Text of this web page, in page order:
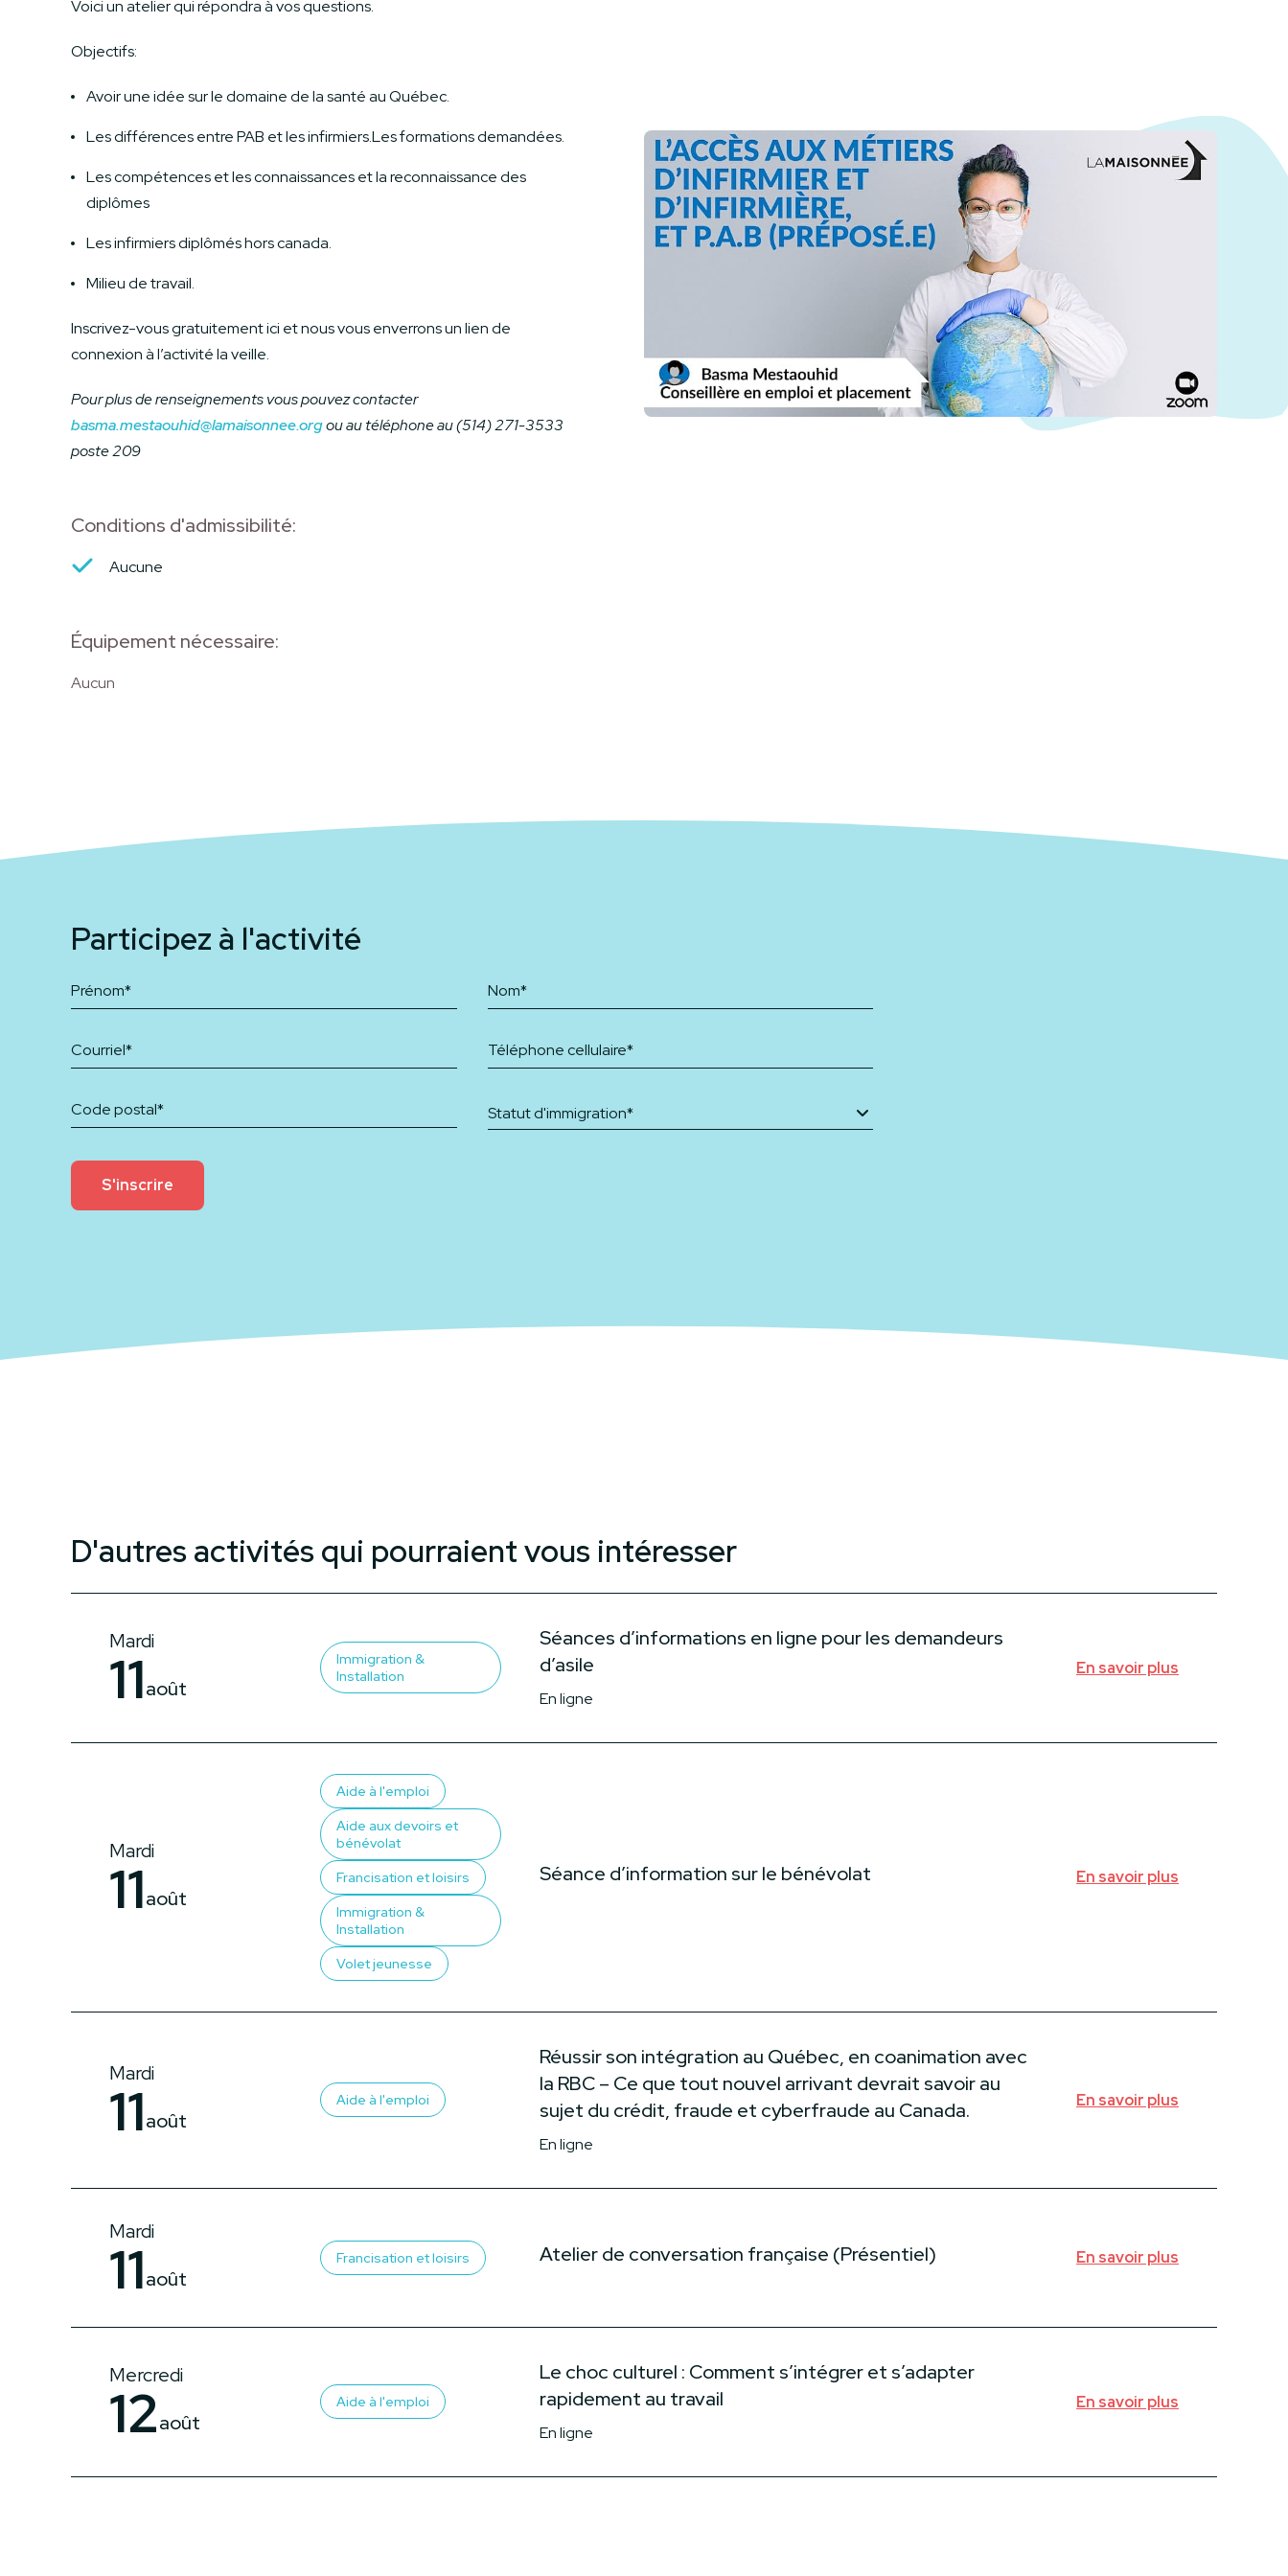
Voici un atelier qui répondra à vos questions.
Objectifs:
Avoir une idée sur le domaine de la santé au Québec.
Les différences entre PAB et les infirmiers.Les formations demandées.
Les compétences et les connaissances et la reconnaissance des
diplômes
Les infirmiers diplômés hors canada.
Milieu de travail.
Inscrivez-vous gratuitement ici et nous vous enverrons un lien de
connexion à l’activité la veille.
Pour plus de renseignements vous pouvez contacter
basma.mestaouhid@lamaisonnee.orgou au téléphone au (514) 271-3533
poste 209
Conditions d'admissibilité:
Aucune
Équipement nécessaire:
Aucun
Participez à l'activité
Statut d'immigration*
S'inscrire
D'autres activités qui pourraient vous intéresser
Mardi
11août
Immigration &
Installation
Séances d’informations en ligne pour les demandeurs
d’asile
En ligne
En savoir plus
Mardi
11août
Aide à l'emploi
Aide aux devoirs et
bénévolat
Francisation et loisirs
Immigration &
Installation
Volet jeunesse
Séance d’information sur le bénévolat En savoir plus
Mardi
11août
Aide à l'emploi
Réussir son intégration au Québec, en coanimation avec
la RBC – Ce que tout nouvel arrivant devrait savoir au
sujet du crédit, fraude et cyberfraude au Canada.
En ligne
En savoir plus
Mardi
11août
Francisation et loisirs Atelier de conversation française (Présentiel) En savoir plus
Mercredi
12août
Aide à l'emploi
Le choc culturel : Comment s’intégrer et s’adapter
rapidement au travail
En ligne
En savoir plus